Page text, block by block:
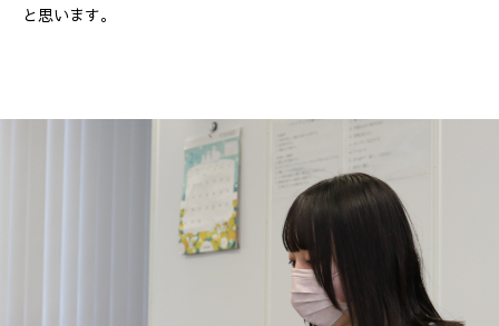
と思います。